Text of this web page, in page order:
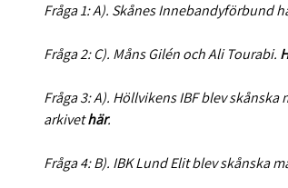
Fråga 1: A). Skånes Innebandyförbund
Fråga 2: C). Måns Gilén och Ali Tourabi.
Fråga 3: A). Höllvikens IBF blev
arkivethär.
Fråga 4: B). IBK Lund Elit blev skånska